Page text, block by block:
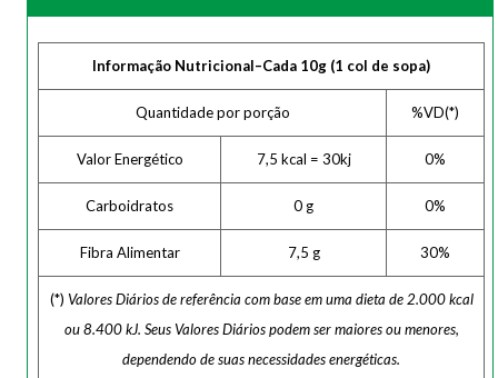
Informação Nutricional–Cada 10g (1 col de sopa)
Quantidade por porção %VD(*)
Valor Energético 7,5 kcal = 30kj 0%
Carboidratos 0 g 0%
Fibra Alimentar 7,5 g 30%
(*) Valores Diários de referência com base em uma dieta de 2.000 kcal
ou 8.400 kJ. Seus Valores Diários podem ser maiores ou menores,
dependendo de suas necessidades energéticas.